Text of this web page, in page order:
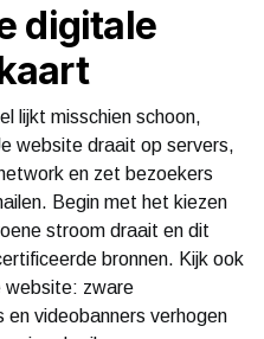
digitale
lijkt misschien schoon,
website draait op servers,
en zet bezoekers
Begin met het kiezen
stroom draait en dit
bronnen. Kijk ook
website: zware
videobanners verhogen